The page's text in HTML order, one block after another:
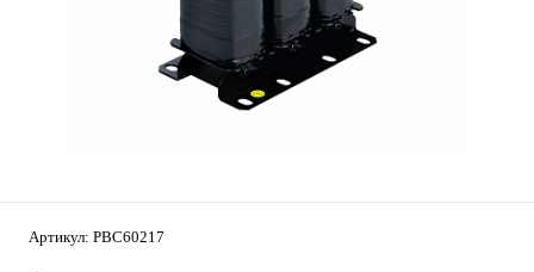
Артикул: PBC60217